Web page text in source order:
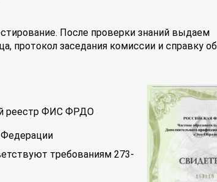
После проверки знаний выдаем
протокол заседания комиссии и справку об
реестр ФИС ФРДО
требованиям 273-